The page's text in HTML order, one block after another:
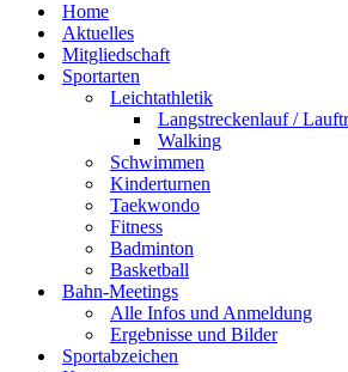
Home
Aktuelles
Mitgliedschaft
Sportarten
Leichtathletik
Langstreckenlauf /
Walking
Schwimmen
Kinderturnen
Taekwondo
Fitness
Badminton
Basketball
Bahn-Meetings
Alle Infos und Anmeldung
Ergebnisse und Bilder
Sportabzeichen